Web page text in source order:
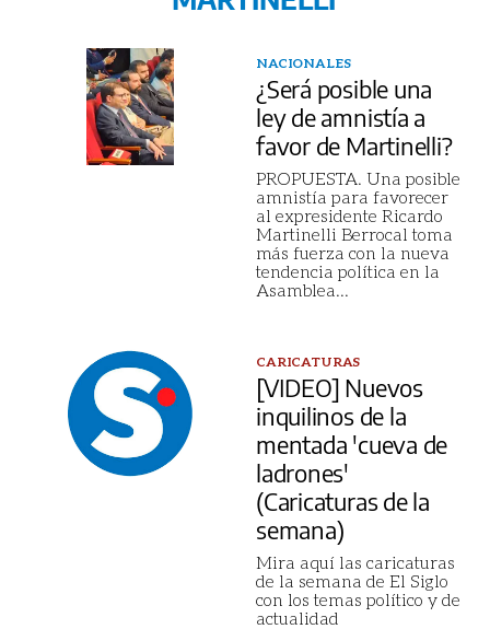
NACIONALES
¿Será posible una
ley de amnistía a
favor de Martinelli?
PROPUESTA. Una posible
amnistía para favorecer
al expresidente Ricardo
Martinelli Berrocal toma
más fuerza con la nueva
tendencia política en la
Asamblea...
CARICATURAS
[VIDEO] Nuevos
inquilinos de la
mentada 'cueva de
ladrones'
(Caricaturas de la
semana)
Mira aquí las caricaturas
de la semana de El Siglo
con los temas político y de
actualidad